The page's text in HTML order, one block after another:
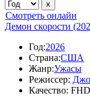
Смотреть онлайн
Демон скорости
Год:2026
Страна:США
Жанр:Ужасы
Режиссер:
Качество: